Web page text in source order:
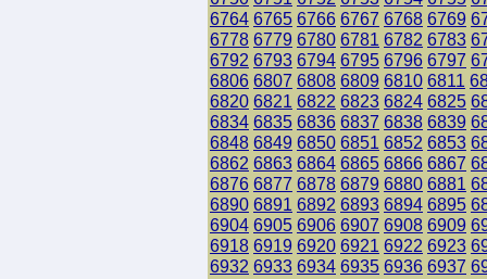
6764 6765 6766 6767 6768 6769
6778 6779 6780 6781 6782 6783
6792 6793 6794 6795 6796 6797
6806 6807 6808 6809 6810 6811
6820 6821 6822 6823 6824 6825
6834 6835 6836 6837 6838 6839
6848 6849 6850 6851 6852 6853
6862 6863 6864 6865 6866 6867
6876 6877 6878 6879 6880 6881
6890 6891 6892 6893 6894 6895
6904 6905 6906 6907 6908 6909
6918 6919 6920 6921 6922 6923
6932 6933 6934 6935 6936 6937